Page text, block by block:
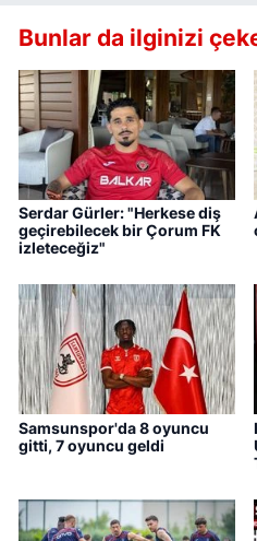
Bunlar da ilginizi
Serdar Gürler: "Herkese diş
geçirebilecek bir Çorum FK
izleteceğiz"
Samsunspor'da 8 oyuncu
gitti, 7 oyuncu geldi